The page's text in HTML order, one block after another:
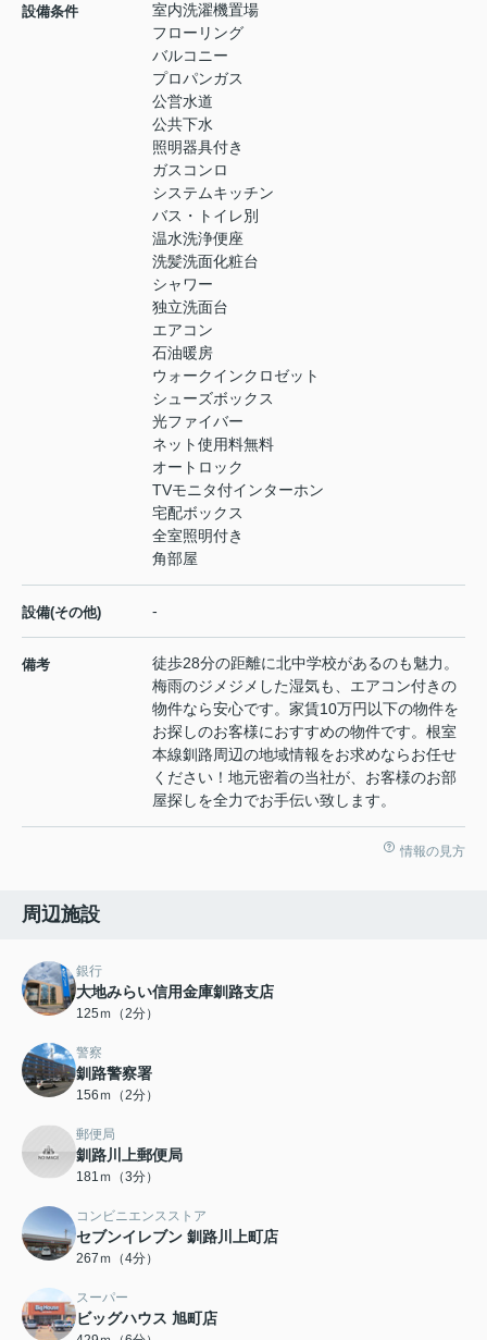
設備条件
室内洗濯機置場
フローリング
バルコニー
プロパンガス
公営水道
公共下水
照明器具付き
ガスコンロ
システムキッチン
バス・トイレ別
温水洗浄便座
洗髪洗面化粧台
シャワー
独立洗面台
エアコン
石油暖房
ウォークインクロゼット
シューズボックス
光ファイバー
ネット使用料無料
オートロック
TVモニタ付インターホン
宅配ボックス
全室照明付き
角部屋
設備(その他) -
備考
徒歩28分の距離に北中学校があるのも魅力。
梅雨のジメジメした湿気も、エアコン付きの
物件なら安心です。家賃10万円以下の物件を
お探しのお客様におすすめの物件です。根室
本線釧路周辺の地域情報をお求めならお任せ
ください！地元密着の当社が、お客様のお部
屋探しを全力でお手伝い致します。
情報の見方
周辺施設
銀行
大地みらい信用金庫釧路支店
125ｍ（2分）
警察
釧路警察署
156ｍ（2分）
郵便局
釧路川上郵便局
181ｍ（3分）
コンビニエンスストア
セブンイレブン 釧路川上町店
267ｍ（4分）
スーパー
ビッグハウス 旭町店